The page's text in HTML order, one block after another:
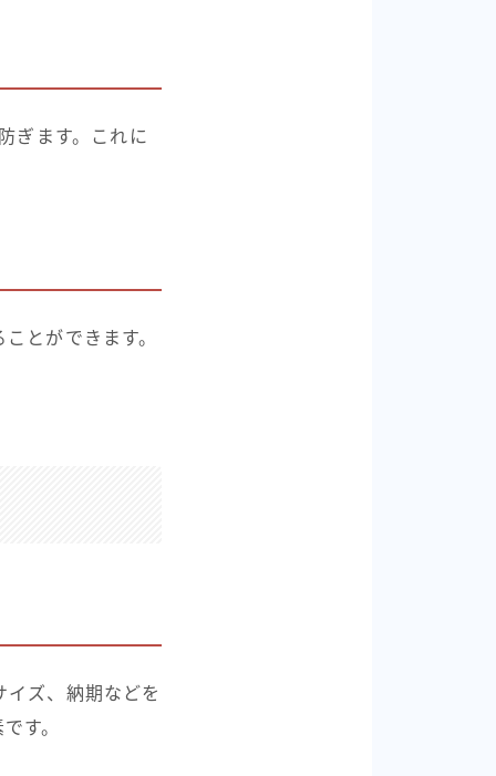
ぎます。これに
とができます。
ズ、納期などを
す。